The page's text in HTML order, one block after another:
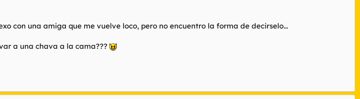
con una amiga que me vuelve loco, pero no encuentro la forma de decirselo...
a una chava a la cama???